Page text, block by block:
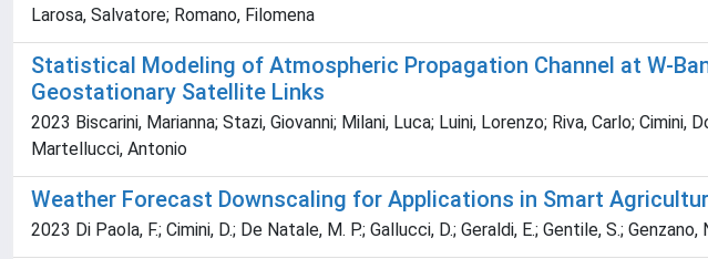
Larosa, Salvatore; Romano, Filomena
Statistical Modeling of Atmospheric Propagation Channel at W-
Geostationary Satellite Links
2023 Biscarini, Marianna; Stazi, Giovanni; Milani, Luca; Luini, Lorenzo; Riva, Carlo;
Martellucci, Antonio
Weather Forecast Downscaling for Applications in Smart
2023 Di Paola, F.; Cimini, D.; De Natale, M. P.; Gallucci, D.; Geraldi, E.; Gentile, S.;